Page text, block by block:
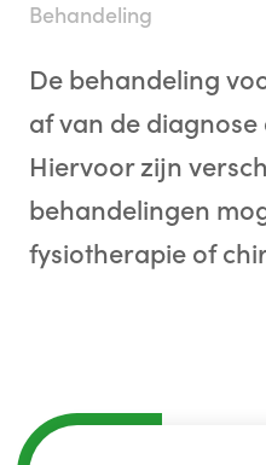
behandeling
De behandeling
af van de
Hiervoor zijn
behandelingen
fysiotherapie of